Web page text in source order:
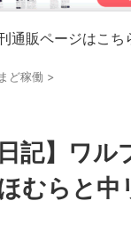
通販ページはこち
ど稼働 >
記】ワ
むらと中